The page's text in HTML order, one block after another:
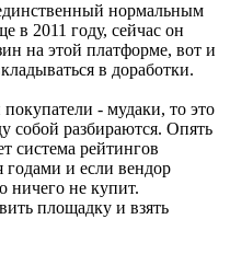
нормальным
в 2011 году, сейчас он
на этой платформе, вот и
в доработки.
- мудаки, то это
собой разбираются. Опять
система рейтингов
годами и если вендор
ничего не купит.
площадку и взять